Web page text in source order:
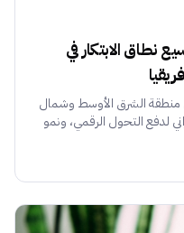
نطاق الابتكار في
الشرق الأوسط وشمال
لدفع التحول الرقمي، ونمو